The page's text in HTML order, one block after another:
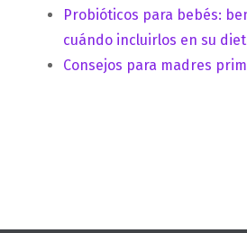
Probióticos para bebés:
cuándo incluirlos en su
Consejos para madres